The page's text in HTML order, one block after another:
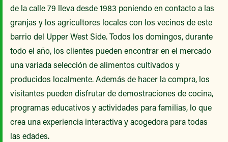
de la calle 79 lleva desde 1983 poniendo en contacto a las
granjas y los agricultores locales con los vecinos de este
barrio del Upper West Side. Todos los domingos, durante
todo el año, los clientes pueden encontrar en el mercado
una variada selección de alimentos cultivados y
producidos localmente. Además de hacer la compra, los
visitantes pueden disfrutar de demostraciones de cocina,
programas educativos y actividades para familias, lo que
crea una experiencia interactiva y acogedora para todas
las edades.